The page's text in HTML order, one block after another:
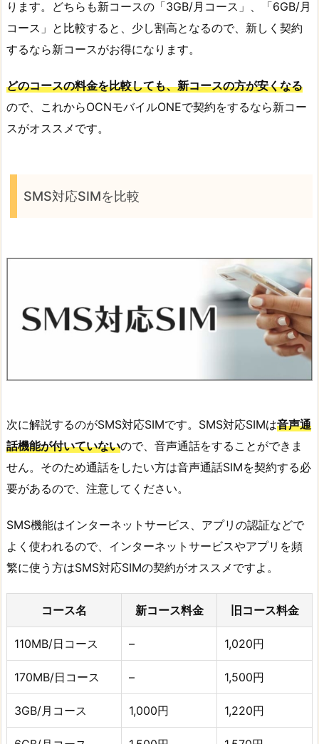
ります。どちらも新コースの「3GB/月コース」、「6GB/月
コース」と比較すると、少し割高となるので、新しく契約
するなら新コースがお得になります。
どのコースの料金を比較しても、新コースの方が安くなる
ので、これからOCNモバイルONEで契約をするなら新コー
スがオススメです。
SMS対応SIMを比較
次に解説するのがSMS対応SIMです。SMS対応SIMは音声通
話機能が付いていないので、音声通話をすることができま
せん。そのため通話をしたい方は音声通話SIMを契約する必
要があるので、注意してください。
SMS機能はインターネットサービス、アプリの認証などで
よく使われるので、インターネットサービスやアプリを頻
繁に使う方はSMS対応SIMの契約がオススメですよ。
コース名 新コース料金 旧コース料金
110MB/日コース – 1,020円
170MB/日コース – 1,500円
3GB/月コース 1,000円 1,220円